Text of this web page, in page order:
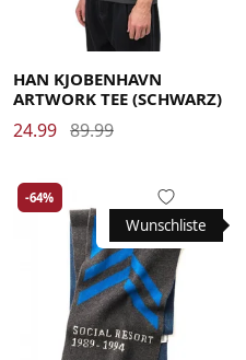
Medium X-Large
HAN KJOBENHAVN
ARTWORK TEE (SCHWARZ)
24.99 89.99
Wunschliste
-64%